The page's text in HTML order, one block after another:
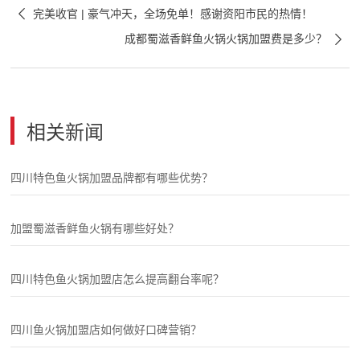
完美收官 | 豪气冲天，全场免单！感谢资阳市民的热情！

成都蜀滋香鲜鱼火锅火锅加盟费是多少？
相关新闻
四川特色鱼火锅加盟品牌都有哪些优势？
加盟蜀滋香鲜鱼火锅有哪些好处？
四川特色鱼火锅加盟店怎么提高翻台率呢？
四川鱼火锅加盟店如何做好口碑营销？